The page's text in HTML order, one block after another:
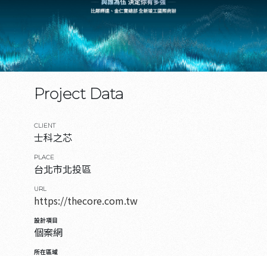
Project Data
CLIENT
士科之芯
PLACE
台北市北投區
URL
https://thecore.com.tw
設計項目
個案網
所在區域